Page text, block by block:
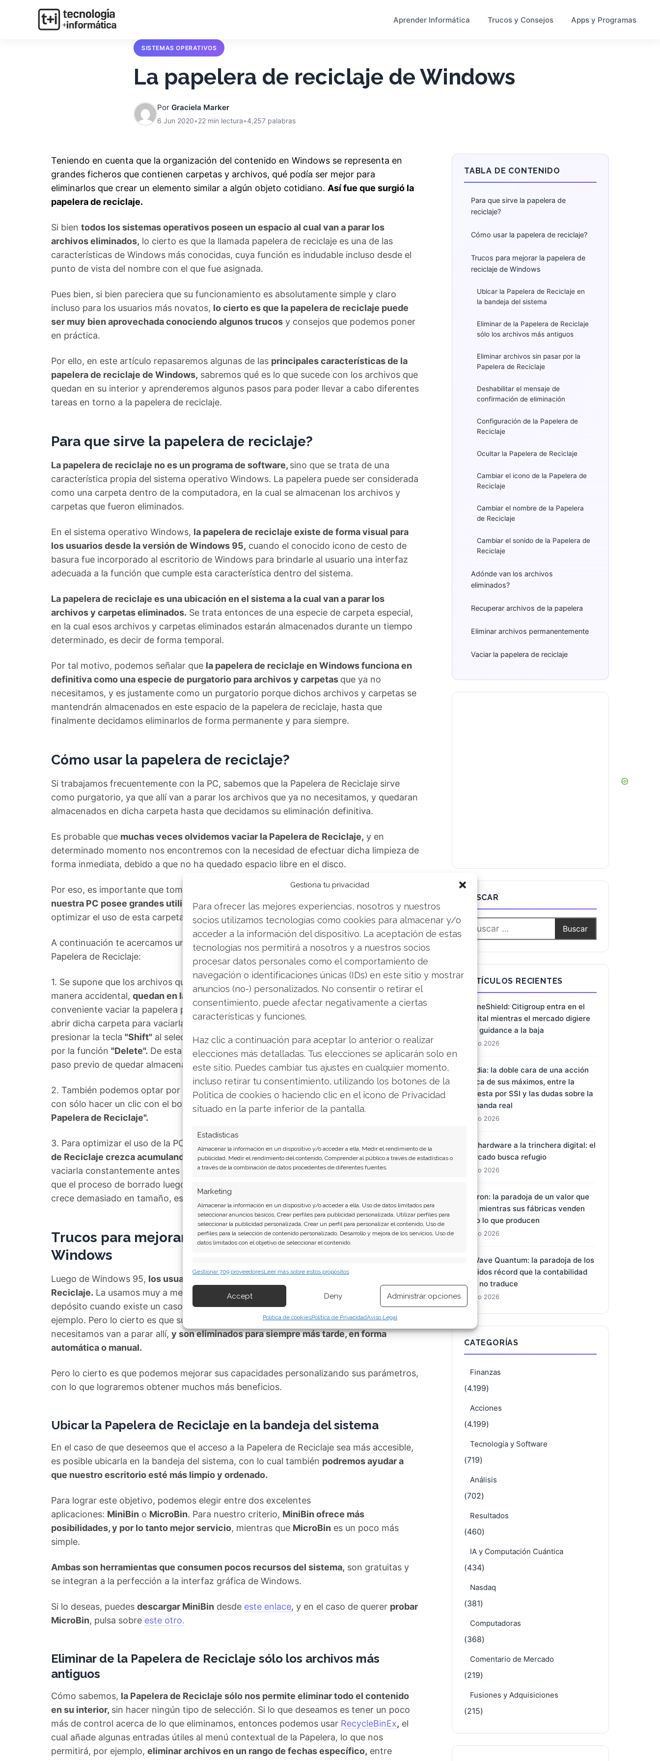
Gestiona tu privacidad
Para ofrecer las mejores experiencias, nosotros y nuestros
socios utilizamos tecnologías como cookies para almacenar y/o
acceder a la información del dispositivo. La aceptación de estas
tecnologías nos permitirá a nosotros y a nuestros socios
procesar datos personales como el comportamiento de
navegación o identificaciones únicas (IDs) en este sitio y mostrar
anuncios (no-) personalizados. No consentir o retirar el
consentimiento, puede afectar negativamente a ciertas
características y funciones.
Haz clic a continuación para aceptar lo anterior o realizar
elecciones más detalladas. Tus elecciones se aplicarán solo en
este sitio. Puedes cambiar tus ajustes en cualquier momento,
incluso retirar tu consentimiento, utilizando los botones de la
Política de cookies o haciendo clic en el icono de Privacidad
situado en la parte inferior de la pantalla.
Estadísticas
Almacenar la información en un dispositivo y/o acceder a ella, Medir el rendimiento de la
publicidad, Medir el rendimiento del contenido, Comprender al público a través de estadísticas o
a través de la combinación de datos procedentes de diferentes fuentes.
Marketing
Almacenar la información en un dispositivo y/o acceder a ella, Uso de datos limitados para
seleccionar anuncios básicos, Crear perfiles para publicidad personalizada, Utilizar perfiles para
seleccionar la publicidad personalizada, Crear un perfil para personalizar el contenido, Uso de
perfiles para la selección de contenido personalizado, Desarrollo y mejora de los servicios, Uso de
datos limitados con el objetivo de seleccionar el contenido.
información transmitida de forma automática.
Garantizar la seguridad, evitar y detectar fraudes, y eliminar
fallos, Ofrecer y presentar publicidad y contenido, Guardar y
comunicar las preferencias de privacidad.
Siempre activo
Gestionar 709 proveedoresLeer más sobre estos propósitos
Accept Deny Administrar opciones
Política de cookiesPolítica de PrivacidadAviso Legal
Aprender Informática Trucos y Consejos Apps y Programas
SISTEMAS OPERATIVOS
La papelera de reciclaje de Windows
Por Graciela Marker
6 Jun 2020•22 min lectura•4,257 palabras
Teniendo en cuenta que la organización del contenido en Windows se representa en
grandes ficheros que contienen carpetas y archivos, qué podía ser mejor para
eliminarlos que crear un elemento similar a algún objeto cotidiano. Así fue que surgió la
papelera de reciclaje.
Si bien todos los sistemas operativos poseen un espacio al cual van a parar los
archivos eliminados, lo cierto es que la llamada papelera de reciclaje es una de las
características de Windows más conocidas, cuya función es indudable incluso desde el
punto de vista del nombre con el que fue asignada.
Pues bien, si bien pareciera que su funcionamiento es absolutamente simple y claro
incluso para los usuarios más novatos, lo cierto es que la papelera de reciclaje puede
ser muy bien aprovechada conociendo algunos trucos y consejos que podemos poner
en práctica.
Por ello, en este artículo repasaremos algunas de las principales características de la
papelera de reciclaje de Windows, sabremos qué es lo que sucede con los archivos que
quedan en su interior y aprenderemos algunos pasos para poder llevar a cabo diferentes
tareas en torno a la papelera de reciclaje.
Para que sirve la papelera de reciclaje?
La papelera de reciclaje no es un programa de software, sino que se trata de una
característica propia del sistema operativo Windows. La papelera puede ser considerada
como una carpeta dentro de la computadora, en la cual se almacenan los archivos y
carpetas que fueron eliminados.
En el sistema operativo Windows, la papelera de reciclaje existe de forma visual para
los usuarios desde la versión de Windows 95, cuando el conocido icono de cesto de
basura fue incorporado al escritorio de Windows para brindarle al usuario una interfaz
adecuada a la función que cumple esta característica dentro del sistema.
La papelera de reciclaje es una ubicación en el sistema a la cual van a parar los
archivos y carpetas eliminados. Se trata entonces de una especie de carpeta especial,
en la cual esos archivos y carpetas eliminados estarán almacenados durante un tiempo
determinado, es decir de forma temporal.
Por tal motivo, podemos señalar que la papelera de reciclaje en Windows funciona en
definitiva como una especie de purgatorio para archivos y carpetas que ya no
necesitamos, y es justamente como un purgatorio porque dichos archivos y carpetas se
mantendrán almacenados en este espacio de la papelera de reciclaje, hasta que
finalmente decidamos eliminarlos de forma permanente y para siempre.
Cómo usar la papelera de reciclaje?
Si trabajamos frecuentemente con la PC, sabemos que la Papelera de Reciclaje sirve
como purgatorio, ya que allí van a parar los archivos que ya no necesitamos, y quedaran
almacenados en dicha carpeta hasta que decidamos su eliminación definitiva.
Es probable que muchas veces olvidemos vaciar la Papelera de Reciclaje, y en
determinado momento nos encontremos con la necesidad de efectuar dicha limpieza de
forma inmediata, debido a que no ha quedado espacio libre en el disco.
Por eso, es importante que tomemos conciencia que
la Papelera de Reciclaje de
nuestra PC posee grandes utilidades que pueden mejorar nuestro trabajo, y que al
optimizar el uso de esta carpeta podremos ahorrar tiempo y acciones innecesarias.
A continuación te acercamos una serie de consejos útiles para el uso diario de la
Papelera de Reciclaje:
1. Se supone que los archivos que se eliminan por voluntad del usuario, es decir no de
manera accidental, quedan en la Papelera de Reciclaje ocupando espacio,
conveniente vaciar la papelera permanentemente. Para ello, no es necesario tener que
abrir dicha carpeta para vaciarla. Para hacerlo de una forma sencilla, sólo debemos
presionar la tecla "Shift" al seleccionar el archivo que deseamos eliminar, y luego optar
por la función "Delete". De esta manera, los archivos se eliminarán definitivamente, sin el
paso previo de quedar almacenados en la Papelera de Reciclaje.
2. También podemos optar por vaciar la Papelera sin necesidad de abrir dicha carpeta,
con sólo hacer un clic con el botón derecho del mouse y seleccionar la opción
Papelera de Reciclaje".
3. Para optimizar el uso de la PC, es fundamental que siempre
de Reciclaje crezca acumulando material que hemos descartado. Es aconsejable
vaciarla constantemente antes de que la misma se llene de archivos de gran tamaño, ya
que el proceso de borrado luego demandará algunos minutos. Incluso, si la Papelera
crece demasiado en tamaño, es probable que al
Trucos para mejorar la papelera de reciclaje de
Windows
Luego de Windows 95, los usuarios de este sistema operativo adoramos la Papelera de
Reciclaje. La usamos muy a menudo, e inclusive algunos de nosotros la usamos de
depósito cuando existe un caso de incompatibilidad de versiones entre documentos, por
ejemplo. Pero lo cierto es que su funcionamiento es muy básico, los archivos que ya no
necesitamos van a parar allí, y son eliminados para siempre más tarde, en forma
automática o manual.
Pero lo cierto es que podemos mejorar sus capacidades personalizando sus parámetros,
con lo que lograremos obtener muchos más beneficios.
Ubicar la Papelera de Reciclaje en la bandeja del sistema
En el caso de que deseemos que el acceso a la Papelera de Reciclaje sea más accesible,
es posible ubicarla en la bandeja del sistema, con lo cual también podremos ayudar a
que nuestro escritorio esté más limpio y ordenado.
Para lograr este objetivo, podemos elegir entre dos excelentes
aplicaciones: MiniBin o MicroBin. Para nuestro criterio, MiniBin ofrece más
posibilidades, y por lo tanto mejor servicio, mientras que MicroBin es un poco más
simple.
Ambas son herramientas que consumen pocos recursos del sistema, son gratuitas y
se integran a la perfección a la interfaz gráfica de Windows.
Si lo deseas, puedes descargar MiniBin desde este enlace, y en el caso de querer probar
MicroBin, pulsa sobre este otro.
Eliminar de la Papelera de Reciclaje sólo los archivos más
antiguos
Cómo sabemos, la Papelera de Reciclaje sólo nos permite eliminar todo el contenido
en su interior, sin hacer ningún tipo de selección. Si lo que deseamos es tener un poco
más de control acerca de lo que eliminamos, entonces podemos usar RecycleBinEx, el
cual añade algunas entradas útiles al menú contextual de la Papelera, lo que nos
permitirá, por ejemplo, eliminar archivos en un rango de fechas específico, entre
TABLA DE CONTENIDO
Para que sirve la papelera de
reciclaje?
Cómo usar la papelera de reciclaje?
Trucos para mejorar la papelera de
reciclaje de Windows
Ubicar la Papelera de Reciclaje en
la bandeja del sistema
Eliminar de la Papelera de Reciclaje
sólo los archivos más antiguos
Eliminar archivos sin pasar por la
Papelera de Reciclaje
Deshabilitar el mensaje de
confirmación de eliminación
Configuración de la Papelera de
Reciclaje
Ocultar la Papelera de Reciclaje
Cambiar el icono de la Papelera de
Reciclaje
Cambiar el nombre de la Papelera
de Reciclaje
Cambiar el sonido de la Papelera de
Reciclaje
Adónde van los archivos
eliminados?
Recuperar archivos de la papelera
Eliminar archivos permanentemente
Vaciar la papelera de reciclaje
BUSCAR
ARTÍCULOS RECIENTES
DroneShield: Citigroup entra en el
capital mientras el mercado digiere
una guidance a la baja
7 Ago 2026
Nvidia: la doble cara de una acción
cerca de sus máximos, entre la
apuesta por SSI y las dudas sobre la
demanda real
7 Ago 2026
Del hardware a la trinchera digital: el
mercado busca refugio
7 Ago 2026
Micron: la paradoja de un valor que
cae mientras sus fábricas venden
todo lo que producen
7 Ago 2026
D-Wave Quantum: la paradoja de los
pedidos récord que la contabilidad
aún no traduce
7 Ago 2026
CATEGORÍAS
Finanzas
(4.199)
Acciones
(4.199)
Tecnología y Software
(719)
Análisis
(702)
Resultados
(460)
IA y Computación Cuántica
(434)
Nasdaq
(381)
Computadoras
(368)
Comentario de Mercado
(219)
Fusiones y Adquisiciones
(215)